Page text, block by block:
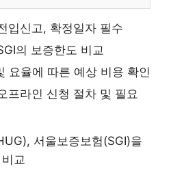
입신고, 확정일자 필수
의 보증한도 비교
요율에 따른 예상 비용 확인
프라인 신청 절차 및 필요
서울보증보험(SGI)을
교